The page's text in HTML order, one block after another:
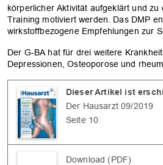
OK
körperlicher Aktivität aufgeklärt und zu
Training motiviert werden. Das DMP
wirkstoffbezogene Empfehlungen zur
Der G-BA hat für drei weitere
Depressionen, Osteoporose und
Dieser Artikel ist
Der Hausarzt 09/2019
Seite 10
Download (PDF)